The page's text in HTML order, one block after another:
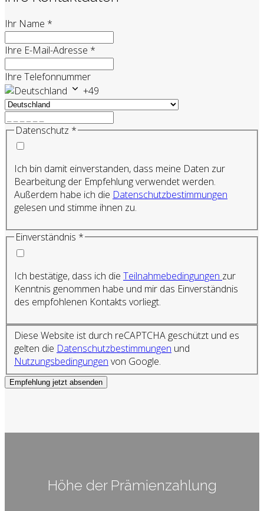
Ihr Name *
Ihre E-Mail-Adresse *
Ihre Telefonnummer
+49
Datenschutz *
Ich bin damit einverstanden, dass meine Daten zur
Bearbeitung der Empfehlung verwendet werden.
Außerdem habe ich die Datenschutzbestimmungen
gelesen und stimme ihnen zu.
Einverständnis *
Ich bestätige, dass ich die Teilnahmebedingungen zur
Kenntnis genommen habe und mir das Einverständnis
des empfohlenen Kontakts vorliegt.
Diese Website ist durch reCAPTCHA geschützt und es
gelten die Datenschutzbestimmungen und
Nutzungsbedingungen von Google.
Empfehlung jetzt absenden
Höhe der Prämienzahlung